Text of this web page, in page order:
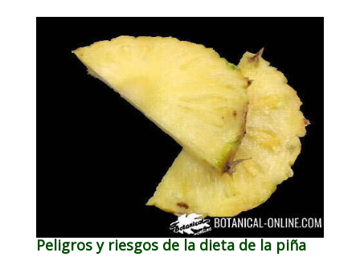
Peligros y riesgos de la dieta de la piña